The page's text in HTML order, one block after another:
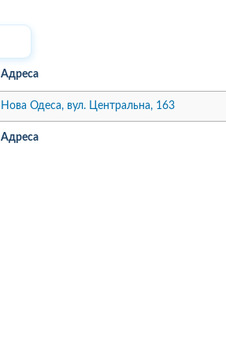
Адреса
Адреса
Нова Одеса, вул. Центральна, 163